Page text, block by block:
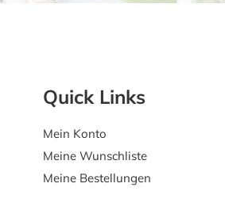
Quick Links
Mein Konto
Meine Wunschliste
Meine Bestellungen